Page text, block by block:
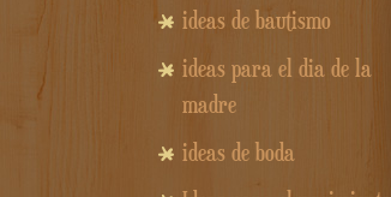
ideas de bautismo
ideas para el dia de la
madre
ideas de boda